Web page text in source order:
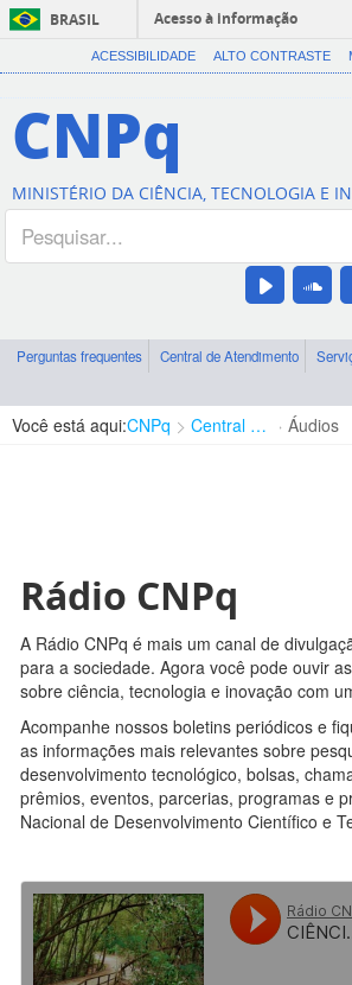
BRASIL
Acesso à informação
ACESSIBILIDADE ALTO CONTRASTE
CNPq
MINISTÉRIO DA CIÊNCIA, TECNOLOGIA E
Perguntas frequentes Central de Atendimento
Você está aqui:CNPq Central de Conteúdo Áudios
Rádio CNPq
A Rádio CNPq é mais um canal de
para a sociedade. Agora você pode ouvir
sobre ciência, tecnologia e inovação com
Acompanhe nossos boletins periódicos e
as informações mais relevantes sobre
desenvolvimento tecnológico, bolsas,
prêmios, eventos, parcerias, programas e
Nacional de Desenvolvimento Científico e